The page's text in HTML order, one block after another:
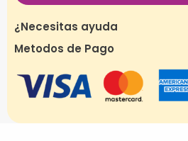
¿Necesitas ayuda
Metodos de Pago